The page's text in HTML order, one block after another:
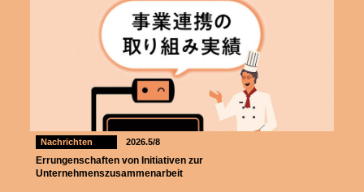
Nachrichten 2026.5/8
Errungenschaften von Initiativen zur
Unternehmenszusammenarbeit